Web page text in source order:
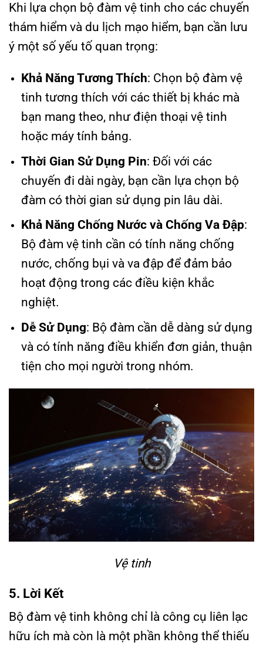
Khi lựa chọn bộ đàm vệ tinh cho các chuyến
thám hiểm và du lịch mạo hiểm, bạn cần lưu
ý một số yếu tố quan trọng:
Khả Năng Tương Thích: Chọn bộ đàm vệ
tinh tương thích với các thiết bị khác mà
bạn mang theo, như điện thoại vệ tinh
hoặc máy tính bảng.
Thời Gian Sử Dụng Pin: Đối với các
chuyến đi dài ngày, bạn cần lựa chọn bộ
đàm có thời gian sử dụng pin lâu dài.
Khả Năng Chống Nước và Chống Va Đập:
Bộ đàm vệ tinh cần có tính năng chống
nước, chống bụi và va đập để đảm bảo
hoạt động trong các điều kiện khắc
nghiệt.
Dễ Sử Dụng: Bộ đàm cần dễ dàng sử dụng
và có tính năng điều khiển đơn giản, thuận
tiện cho mọi người trong nhóm.
Vệ tinh
5. Lời Kết
Bộ đàm vệ tinh không chỉ là công cụ liên lạc
hữu ích mà còn là một phần không thể thiếu